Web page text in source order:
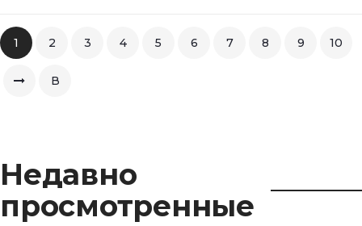
1 2 3 4 5 6 7 8 9 10
В
Недавно
просмотренные